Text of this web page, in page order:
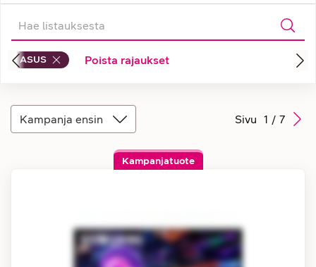
ASUS Poista rajaukset
Kampanja ensin Sivu 1 / 7
Kampanjatuote